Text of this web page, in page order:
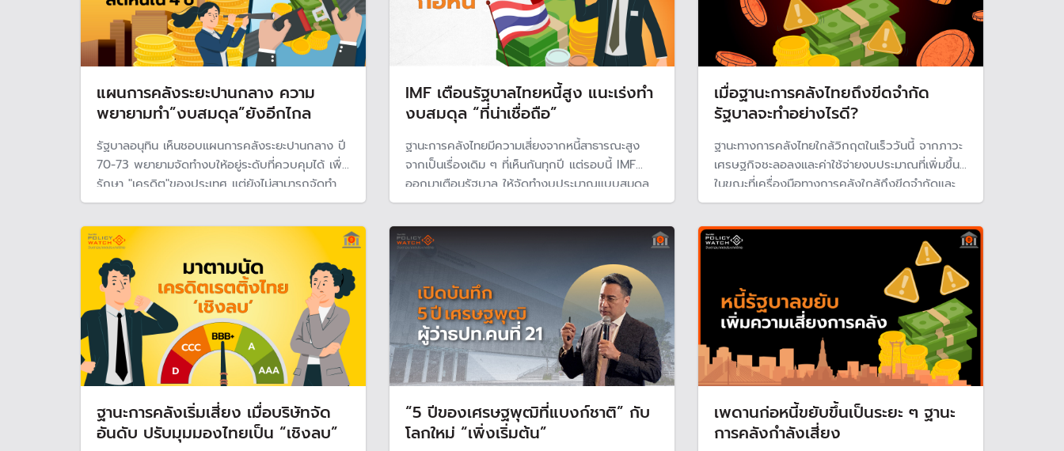
แผนการคลังระยะปานกลาง ความ
พยายามทำ”งบสมดุล”ยังอีกไกล
รัฐบาลอนุทิน เห็นชอบแผนการคลังระยะปานกลาง ปี
70-73 พยายามจัดทำงบให้อยู่ระดับที่ควบคุมได้ เพื่อ
รักษา "เครดิต"ของประเทศ แต่ยังไม่สามารถจัดทำ
งบประมาณแบบ "สมดุล" ที่ไม่ต้องกู้เงินมาสนุบสนุ
เพดาน ตามกฎหมายกำหนดไว้ที่ 70% ของจีดีพี แต่
รัฐบาลพยายามจะลดขาดดุลลง
IMF เตือนรัฐบาลไทยหนี้สูง แนะเร่งทำ
งบสมดุล “ที่น่าเชื่อถือ”
ฐานะการคลังไทยมีความเสี่ยงจากหนี้สาธารณะสูง
จากเป็นเรื่องเดิม ๆ ที่เห็นกันทุกปี แต่รอบนี้ IMF
ออกมาเตือนรัฐบาล ให้จัดทำงบประมาณแบบสมดุล
ระยะปานกลาง "ที่น่าเชื่อถือ" ขณะที่ S&P คงอันดับ
ประเทศระยะยาว กระทบนโยบายด้านเศรษฐกิจ
เมื่อฐานะการคลังไทยถึงขีดจํากัด
รัฐบาลจะทำอย่างไรดี?
ฐานะทางการคลังไทยใกล้วิกฤตในเร็ววันนี้ จากภาวะ
เศรษฐกิจชะลอลงและค่าใช้จ่ายงบประมาณที่เพิ่มขึ้น
ในขณะที่เครื่องมือทางการคลังใกล้ถึงขีดจำกัดและ
รายได้ภาษีที่รัฐเก็บได้ก็น้อยลงเรื่อย ๆ KKP
ปฏิรูปโครงสร้างการคลังในระยะกลาง
ฐานะการคลังเริ่มเสี่ยง เมื่อบริษัทจัด
อันดับ ปรับมุมมองไทยเป็น “เชิงลบ”
“5 ปีของเศรษฐพุฒิที่แบงก์ชาติ” กับ
โลกใหม่ “เพิ่งเริ่มต้น”
เพดานก่อหนี้ขยับขึ้นเป็นระยะ ๆ ฐานะ
การคลังกำลังเสี่ยง